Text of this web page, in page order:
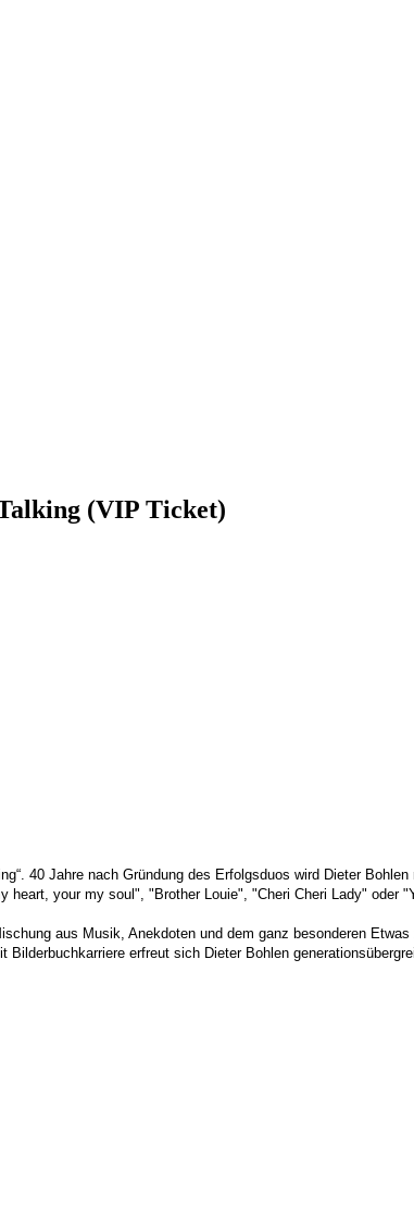
(VIP Ticket)
40 Jahre nach Gründung des Erfolgsduos wird Dieter
your my soul", "Brother Louie", "Cheri Cheri Lady" oder
aus Musik, Anekdoten und dem ganz besonderen
erfreut sich Dieter Bohlen